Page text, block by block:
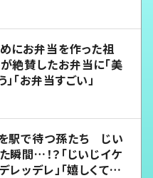
にお弁当を作った祖
賛したお弁当に「美
」「お弁当すごい」
駅で待つ孫たち じい
瞬間…！？「じいじイケ
レッデレ」「嬉しくて可